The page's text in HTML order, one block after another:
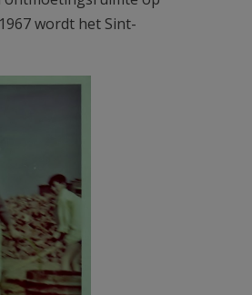
wordt het Sint-